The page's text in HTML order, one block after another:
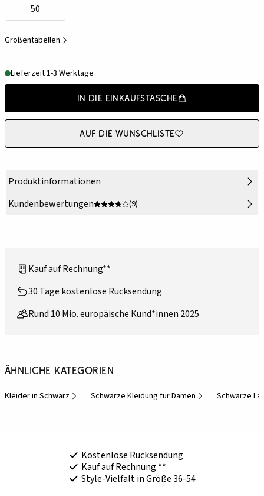
50
Größentabellen
Lieferzeit 1-3 Werktage
In die Einkaufstasche
Auf die Wunschliste
Produktinformationen
Kundenbewertungen
(9)
Kauf auf Rechnung**
30 Tage kostenlose Rücksendung
Rund 10 Mio. europäische Kund*innen 2025
Ähnliche Kategorien
Kleider in Schwarz Schwarze Kleidung für Damen Schwarze
Kostenlose Rücksendung
Kauf auf Rechnung **
Style-Vielfalt in Größe 36-54